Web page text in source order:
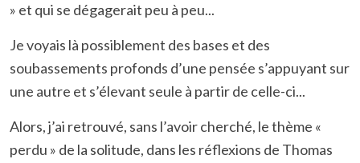
» et qui se dégagerait peu à peu...
Je voyais là possiblement des bases et des
soubassements profonds d’une pensée s’appuyant sur
une autre et s’élevant seule à partir de celle-ci...
Alors, j’ai retrouvé, sans l’avoir cherché, le thème «
perdu » de la solitude, dans les réflexions de Thomas